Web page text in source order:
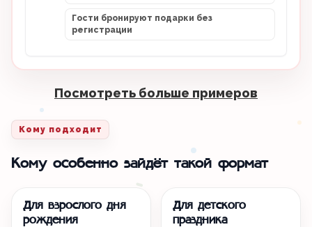
Гости бронируют подарки без
регистрации
Посмотреть больше примеров
Кому подходит
Кому особенно зайдёт такой формат
Для взрослого дня
рождения
Для детского
праздника